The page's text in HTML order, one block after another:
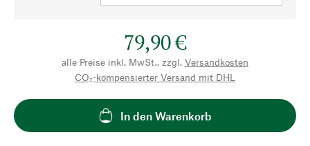
79,90 €
alle Preise inkl. MwSt., zzgl. Versandkosten
CO₂-kompensierter Versand mit DHL
In den Warenkorb